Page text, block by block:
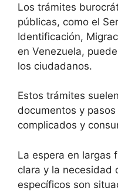
Los trámites
públicas, como el
Identificación,
en Venezuela,
los ciudadanos.
Estos trámites
documentos y
complicados y
La espera en largas
clara y la necesidad
específicos son